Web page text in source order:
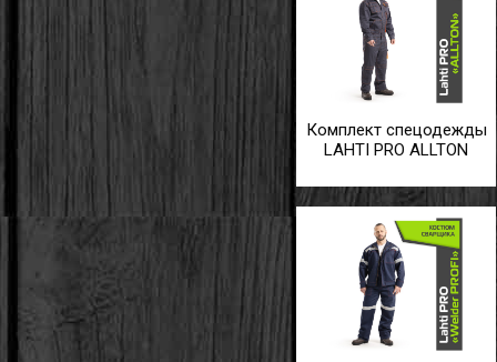
Комплект спецодежды
LAHTI PRO ALLTON